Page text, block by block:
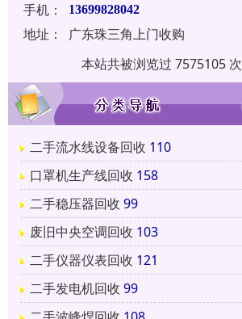
手机：
13699828042
地址：
广东珠三角上门收购
本站共被浏览过 7575105 次
二手流水线设备回收 110
口罩机生产线回收 158
二手稳压器回收 99
废旧中央空调回收 103
二手仪器仪表回收 121
二手发电机回收 99